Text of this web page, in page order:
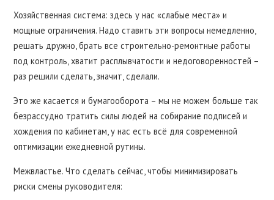
Хозяйственная система: здесь у нас «слабые места» и
мощные ограничения. Надо ставить эти вопросы немедленно,
решать дружно, брать все строительно-ремонтные работы
под контроль, хватит расплывчатости и недоговоренностей –
раз решили сделать, значит, сделали.
Это же касается и бумагооборота – мы не можем больше так
безрассудно тратить силы людей на собирание подписей и
хождения по кабинетам, у нас есть всё для современной
оптимизации ежедневной рутины.
Межвластье. Что сделать сейчас, чтобы минимизировать
риски смены руководителя: